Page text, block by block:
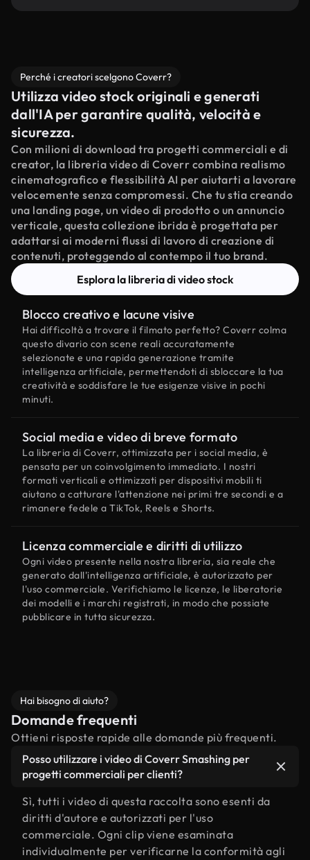
Perché i creatori scelgono Coverr?
Utilizza video stock originali e generati
dall'IA per garantire qualità, velocità e
sicurezza.
Con milioni di download tra progetti commerciali e di
creator, la libreria video di Coverr combina realismo
cinematografico e flessibilità AI per aiutarti a lavorare
velocemente senza compromessi. Che tu stia creando
una landing page, un video di prodotto o un annuncio
verticale, questa collezione ibrida è progettata per
adattarsi ai moderni flussi di lavoro di creazione di
contenuti, proteggendo al contempo il tuo brand.
Esplora la libreria di video stock
Blocco creativo e lacune visive
Hai difficoltà a trovare il filmato perfetto? Coverr colma
questo divario con scene reali accuratamente
selezionate e una rapida generazione tramite
intelligenza artificiale, permettendoti di sbloccare la tua
creatività e soddisfare le tue esigenze visive in pochi
minuti.
Social media e video di breve formato
La libreria di Coverr, ottimizzata per i social media, è
pensata per un coinvolgimento immediato. I nostri
formati verticali e ottimizzati per dispositivi mobili ti
aiutano a catturare l'attenzione nei primi tre secondi e a
rimanere fedele a TikTok, Reels e Shorts.
Licenza commerciale e diritti di utilizzo
Ogni video presente nella nostra libreria, sia reale che
generato dall'intelligenza artificiale, è autorizzato per
l'uso commerciale. Verifichiamo le licenze, le liberatorie
dei modelli e i marchi registrati, in modo che possiate
pubblicare in tutta sicurezza.
Hai bisogno di aiuto?
Domande frequenti
Ottieni risposte rapide alle domande più frequenti.
Posso utilizzare i video di Coverr Smashing per
progetti commerciali per clienti?
Sì, tutti i video di questa raccolta sono esenti da
diritti d'autore e autorizzati per l'uso
commerciale. Ogni clip viene esaminata
individualmente per verificarne la conformità agli